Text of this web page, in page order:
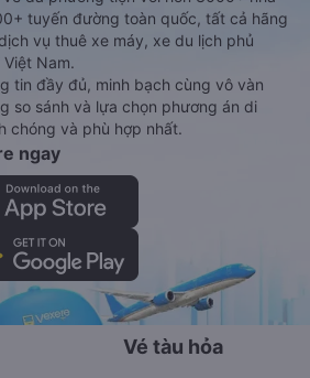
tuyến đường toàn quốc, tất cả hãng
vụ thuê xe máy, xe du lịch phủ
Nam.
tin đầy đủ, minh bạch cùng vô vàn
so sánh và lựa chọn phương án di
chóng và phù hợp nhất.
ngay
Vé tàu hỏa